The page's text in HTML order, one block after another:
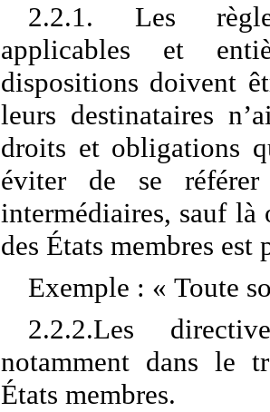
2.2.1. Les
applicables et
dispositions doivent
leurs destinataires
droits et obligations
éviter de se
intermédiaires, sauf là
des États membres est
Exemple : « Toute
2.2.2.Les
notamment dans le
États membres.